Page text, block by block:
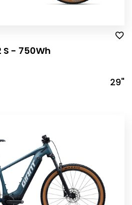
GIANT Fathom E+2 S - 750Wh
29"